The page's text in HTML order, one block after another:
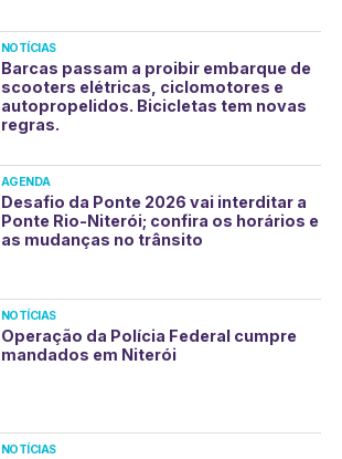
NOTÍCIAS
Barcas passam a proibir embarque de
scooters elétricas, ciclomotores e
autopropelidos. Bicicletas tem novas
regras.
AGENDA
Desafio da Ponte 2026 vai interditar a
Ponte Rio-Niterói; confira os horários e
as mudanças no trânsito
NOTÍCIAS
Operação da Polícia Federal cumpre
mandados em Niterói
NOTÍCIAS